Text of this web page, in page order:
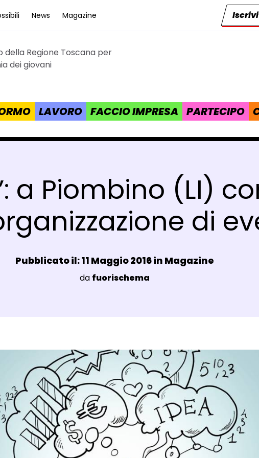
News Magazine
della Regione Toscana per
dei giovani
LAVORO FACCIO IMPRESA PARTECIPO
a Piombino (LI)
di
Data e ora:
Pubblicato il: 11 Maggio 2016 in Magazine
Luogo:
da fuorischema
Post Magazine